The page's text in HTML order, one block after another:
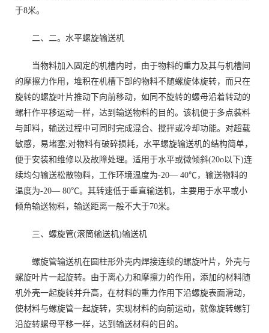
于8米。
二、二。水平螺旋输送机
当物料加入固定的机槽内时，由于物料的重力及其与机槽间
的摩擦力作用，堆积在机槽下部的物料不随螺旋体旋转，而只在
旋转的螺旋叶片推动下向前移动，如同不旋转的螺母沿着转动的
螺杆作平移运动一样，达到输送物料的目的。该机便于多点装料
与卸料，输送过程中可同时完成混合、搅拌或冷却功能。对超载
敏感，易堵塞;对物料有破碎损耗，水平螺旋输送机的结构简单，
便于安装和维修以及故障处理。适用于水平或微倾斜(20o以下)连
续均匀输送松散物料，工作环境温度为-20— 40℃，输送物料的
温度为-20— 80℃。其转速低于垂直输送机，主要用于水平或小
倾角输送物料，输送距离一般不大于70米。
三、螺旋管(滚筒输送机)输送机
螺旋管输送机在圆柱形外壳内焊接连续的螺旋叶片，外壳与
螺旋叶片一起旋转。由于离心力和摩擦力的作用，添加的材料随
机外壳一起旋转并升高，在材料的重力作用下沿螺旋表面滑动，
使材料与螺旋管一起旋转，实现材料的向前运动，就像旋转螺钉
沿旋转螺母平移一样，达到输送材料的目的。